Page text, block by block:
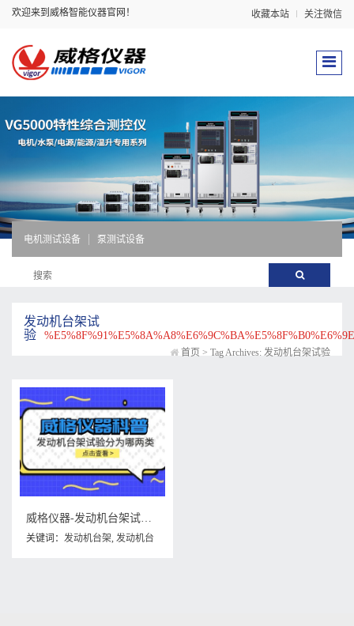
欢迎来到威格智能仪器官网！ 收藏本站 关注微信
电机测试设备 泵测试设备
发动机台架试
验
首页 > Tag Archives: 发动机台架试验
威格仪器-发动机台架试验分为哪两类
关键词： 发动机台架, 发动机台